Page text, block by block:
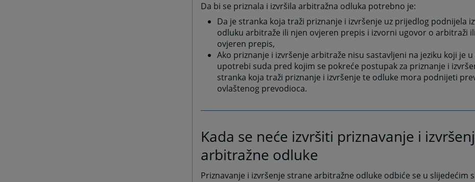
Da bi se priznala i izvršila arbitražna odluka potrebno je:
Da je stranka koja traži priznanje i izvršenje uz prijedlog podnijela
odluku arbitraže ili njen ovjeren prepis i izvorni ugovor o arbitraži
ovjeren prepis,
Ako priznanje i izvršenje arbitraže nisu sastavljeni na jeziku koji je
upotrebi suda pred kojim se pokreće postupak za priznanje i
stranka koja traži priznanje i izvršenje te odluke mora podnijeti
ovlaštenog prevodioca.
Kada se neće izvršiti priznavanje i
arbitražne odluke
Priznavanje i izvršenje strane arbitražne odluke odbiće se u slijedećim